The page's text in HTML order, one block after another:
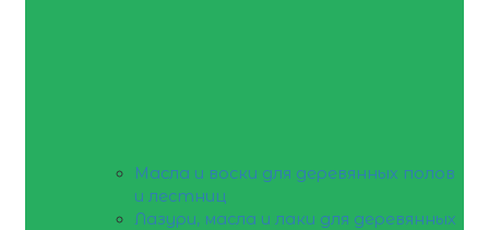
Масла и воски для деревянных полов
и лестниц
Лазури, масла и лаки для деревянных